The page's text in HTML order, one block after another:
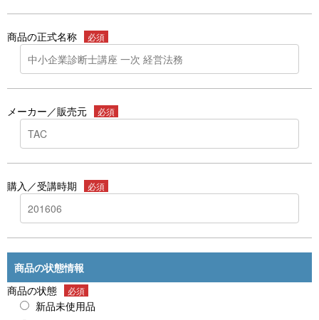
商品の正式名称 必須
メーカー／販売元 必須
購入／受講時期 必須
商品の状態情報
商品の状態
必須
新品未使用品